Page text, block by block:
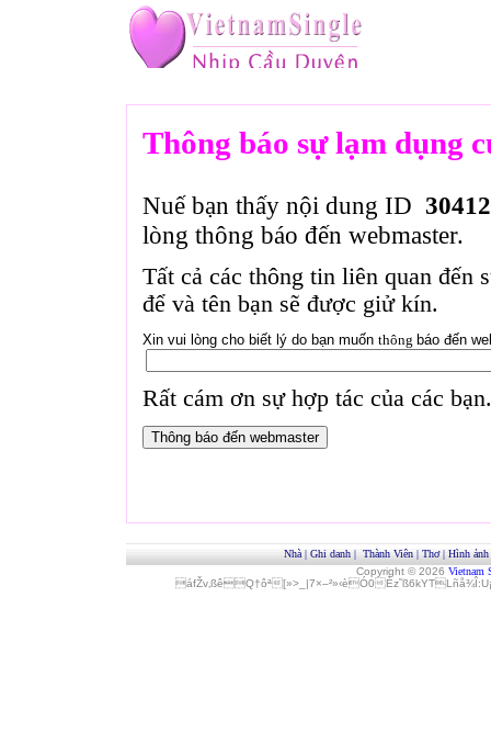
Thông báo sự lạm dụng
Nuế bạn thấy nội dung ID
lòng thông báo đến webmaster.
Tất cả các thông tin liên quan đến
để và tên bạn sẽ được giử kín.
Xin vui lòng cho biết lý do bạn muốn thông báo đến
Rất cám ơn sự hợp tác của các bạn.
Nhà | Ghi danh | Thành Viên | Thơ| Hình ảnh
Copyright © 2026 Vietnam
áfŽv‚ßêQ†ôª[»>_|7×–²»‹èÓ0